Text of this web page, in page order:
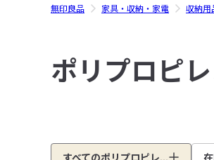
良
ッ
ト
無印良品 家具・収納・家電 収納用
ポリプロピ
すべてのポリプロピレ...